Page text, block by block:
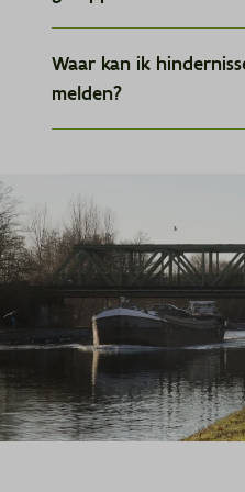
Oplossingen om de
vergroening voor de
maken
Steunmaatregelen
groene technologie
Wijzigingen in de
havens… die
voor andere
Waar kan ik
melden?